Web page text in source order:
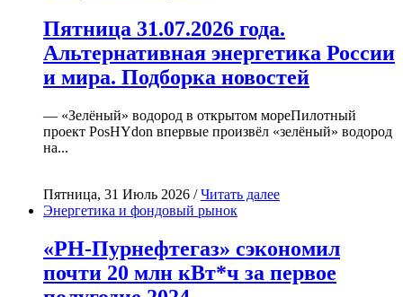
Пятница 31.07.2026 года.
Альтернативная энергетика России
и мира. Подборка новостей
— «Зелёный» водород в открытом мореПилотный
проект PosHYdon впервые произвёл «зелёный» водород
на...
Пятница, 31 Июль 2026 /Читать далее
Энергетика и фондовый рынок
«РН-Пурнефтегаз» сэкономил
почти 20 млн кВт*ч за первое